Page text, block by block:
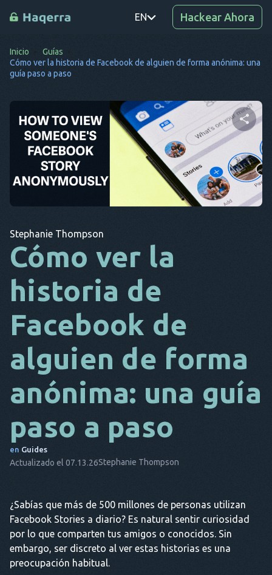
EN
PT
RO
SV
BG
CS
DA
NL
TR
PT
Hackear Ahora
Inicio
Guías
Cómo ver la historia de Facebook de alguien de forma anónima: una
guía paso a paso
Comparte este artículo
Facebook Copiar enlace
Stephanie Thompson
Cómo ver la
historia de
Facebook de
alguien de forma
anónima: una guía
paso a paso
en Guides
Actualizado el 07.13.26Stephanie Thompson
¿Sabías que más de 500 millones de personas utilizan
Facebook Stories a diario? Es natural sentir curiosidad
por lo que comparten tus amigos o conocidos. Sin
embargo, ser discreto al ver estas historias es una
preocupación habitual.